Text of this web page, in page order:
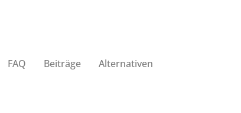
FAQ Beiträge Alternativen